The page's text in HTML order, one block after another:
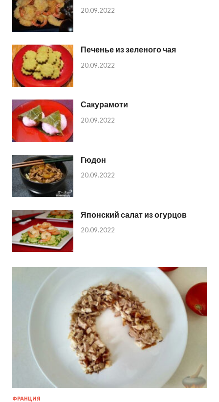
20.09.2022
Печенье из зеленого чая
20.09.2022
Сакурамоти
20.09.2022
Гюдон
20.09.2022
Японский салат из огурцов
20.09.2022
ФРАНЦИЯ